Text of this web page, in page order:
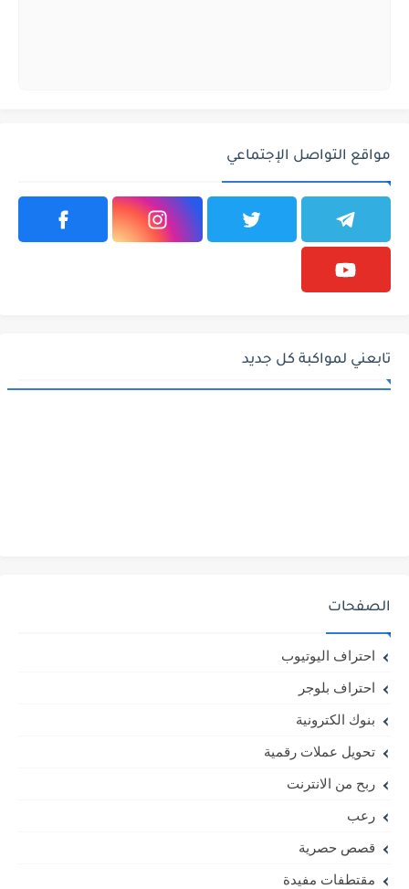
مواقع التواصل الإجتماعي
تابعني لمواكبة كل جديد
الصفحات
احتراف اليوتيوب
احتراف بلوجر
بنوك الكترونية
تحويل عملات رقمية
ربح من الانترنت
رعب
قصص حصرية
مقتطفات مفيدة